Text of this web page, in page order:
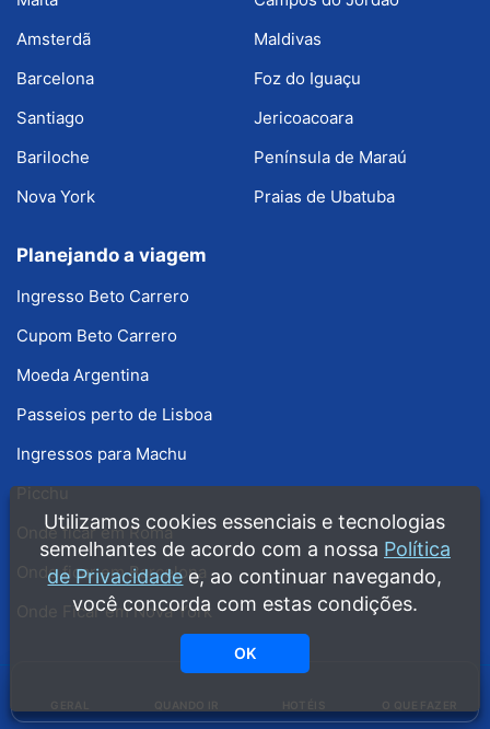
Amsterdã
Barcelona
Santiago
Bariloche
Nova York
Maldivas
Foz do Iguaçu
Jericoacoara
Península de Maraú
Praias de Ubatuba
Planejando a viagem
Ingresso Beto Carrero
Cupom Beto Carrero
Moeda Argentina
Passeios perto de Lisboa
Ingressos para Machu
Onde ficar em Roma
Onde ficar em Barcelona
Onde Ficar em Nova York
Utilizamos cookies essenciais e tecnologias
semelhantes de acordo com a nossa Política
de Privacidade e, ao continuar navegando,
você concorda com estas condições.
OK